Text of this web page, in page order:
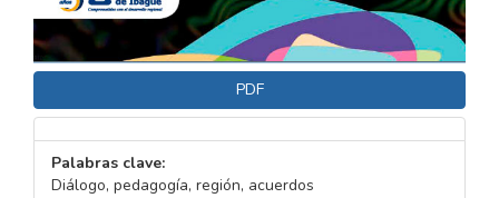
PDF
Palabras clave:
Diálogo, pedagogía, región, acuerdos